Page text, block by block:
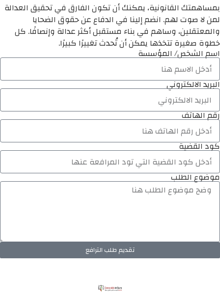
بمساهمتك القانونية، يمكنك أن تكون الفارق في تحقيق العدالة
لمن لا صوت لهم. انضم إلينا في الدفاع عن حقوق الضحايا
والمعتقلين، وساهم في بناء مستقبل أكثر عدالة وإنصافًا. كل
خطوة صغيرة تتخذها يمكن أن تُحدث تغييرًا كبيرًا.
اسم الشخص/ المؤسسة
البريد الالكتروني
رقم الهاتف
كود القضية
موضوع الطلب
تقديم طلب الترافع